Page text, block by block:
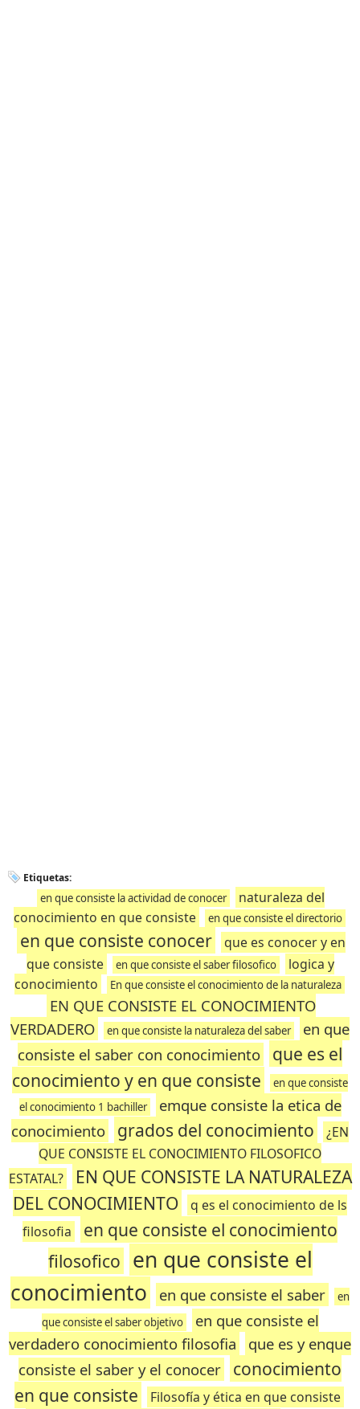
Etiquetas:
en que consiste la actividad de conocer
naturaleza del
conocimiento en que consiste
en que consiste el directorio
en que consiste conocer
que es conocer y en
que consiste
en que consiste el saber filosofico
logica y
conocimiento
En que consiste el conocimiento de la naturaleza
EN QUE CONSISTE EL CONOCIMIENTO
VERDADERO
en que consiste la naturaleza del saber
en que
consiste el saber con conocimiento
que es el
conocimiento y en que consiste
en que consiste
el conocimiento 1 bachiller
emque consiste la etica de
conocimiento
grados del conocimiento
¿EN
QUE CONSISTE EL CONOCIMIENTO FILOSOFICO
ESTATAL?
EN QUE CONSISTE LA NATURALEZA
DEL CONOCIMIENTO
q es el conocimiento de ls
filosofia
en que consiste el conocimiento
filosofico en que consiste el
conocimiento
en que consiste el saber
en
que consiste el saber objetivo
en que consiste el
verdadero conocimiento filosofia
que es y enque
consiste el saber y el conocer
conocimiento
en que consiste
Filosofía y ética en que consiste